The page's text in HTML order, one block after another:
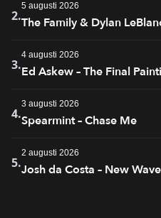
2.
5 augusti 2026
The Family & Dylan
3.
4 augusti 2026
Ed Askew – The Final
4.
3 augusti 2026
Spearmint – Chase Me
5.
2 augusti 2026
Josh da Costa – New